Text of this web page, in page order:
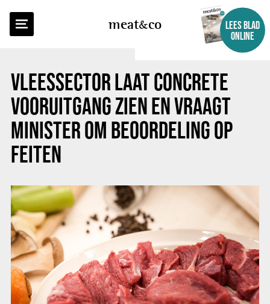
meatco
LEES BLAD
ONLINE
VLEESSECTOR LAAT CONCRETE
VOORUITGANG ZIEN EN VRAAGT
MINISTER OM BEOORDELING OP
FEITEN
TERUG NAAR OVERZICHT